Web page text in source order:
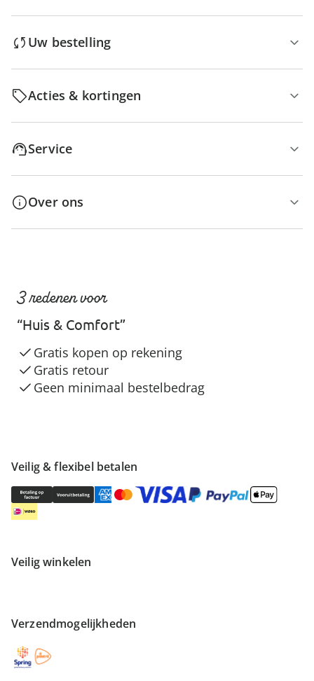
Uw bestelling
Acties & kortingen
Service
Over ons
Veilig & flexibel betalen
Veilig winkelen
Verzendmogelijkheden
3 redenen voor
“Huis & Comfort”
Gratis kopen op rekening
Gratis retour
Geen minimaal bestelbedrag